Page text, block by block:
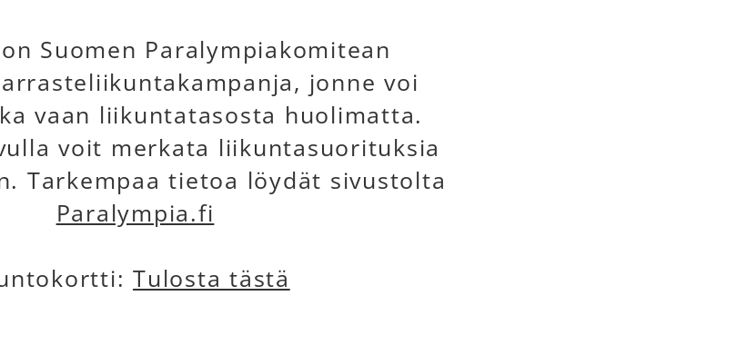
Suomen Paralympiakomitean
jonne voi
vaan liikuntatasosta huolimatta.
voit merkata liikuntasuorituksia
Tarkempaa tietoa löydät sivustolta
Paralympia.fi
Tulosta tästä